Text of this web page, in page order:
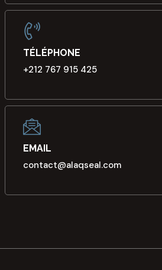
TÉLÉPHONE
+212 767 915 425
EMAIL
contact@alaqseal.com